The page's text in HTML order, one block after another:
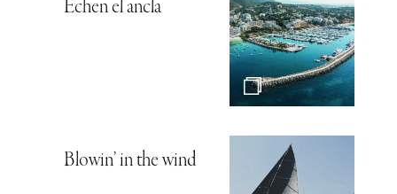
Echen el ancla
Blowin’ in the wind